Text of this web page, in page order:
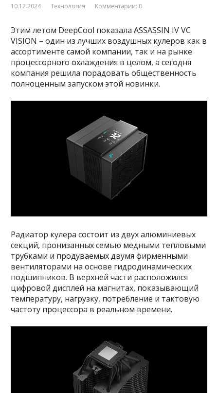
10.12.2024 Технология Комментарии: 0
Этим летом DeepCool показала ASSASSIN IV VC
VISION – один из лучших воздушных кулеров как в
ассортименте самой компании, так и на рынке
процессорного охлаждения в целом, а сегодня
компания решила порадовать общественность
полноценным запуском этой новинки.
Радиатор кулера состоит из двух алюминиевых
секций, пронизанных семью медными тепловыми
трубками и продуваемых двумя фирменными
вентиляторами на основе гидродинамических
подшипников. В верхней части расположился
цифровой дисплей на магнитах, показывающий
температуру, нагрузку, потребление и тактовую
частоту процессора в реальном времени.